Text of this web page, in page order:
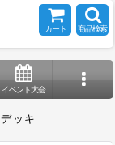
カート 商品検索
イベント大会
ッキ